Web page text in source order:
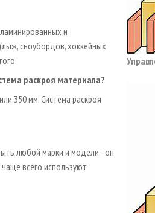
и
сноубордов, хоккейных
раскроя материала?
350 мм. Система раскроя
любой марки и модели - он
всего используют